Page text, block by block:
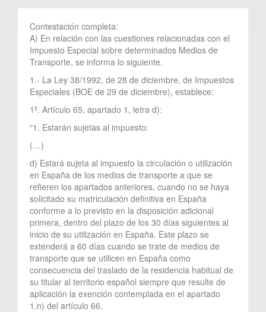
Contestación completa:
A) En relación con las cuestiones relacionadas con el
Impuesto Especial sobre determinados Medios de
Transporte, se informa lo siguiente.
1.- La Ley 38/1992, de 28 de diciembre, de Impuestos
Especiales (BOE de 29 de diciembre), establece:
1º. Artículo 65, apartado 1, letra d):
“1. Estarán sujetas al impuesto:
(…)
d) Estará sujeta al impuesto la circulación o utilización
en España de los medios de transporte a que se
refieren los apartados anteriores, cuando no se haya
solicitado su matriculación definitiva en España
conforme a lo previsto en la disposición adicional
primera, dentro del plazo de los 30 días siguientes al
inicio de su utilización en España. Este plazo se
extenderá a 60 días cuando se trate de medios de
transporte que se utilicen en España como
consecuencia del traslado de la residencia habitual de
su titular al territorio español siempre que resulte de
aplicación la exención contemplada en el apartado
1.n) del artículo 66.